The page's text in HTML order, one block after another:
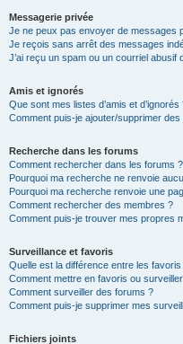
Messagerie privée
Je ne peux pas envoyer de messages
Je reçois sans arrêt des messages
J’ai reçu un spam ou un courriel abusif
Amis et ignorés
Que sont mes listes d’amis et d’ignorés
Comment puis-je ajouter/supprimer des
Recherche dans les forums
Comment rechercher dans les forums ?
Pourquoi ma recherche ne renvoie
Pourquoi ma recherche renvoie une
Comment rechercher des membres ?
Comment puis-je trouver mes propres
Surveillance et favoris
Quelle est la différence entre les
Comment mettre en favoris ou
Comment surveiller des forums ?
Comment puis-je supprimer mes
Fichiers joints